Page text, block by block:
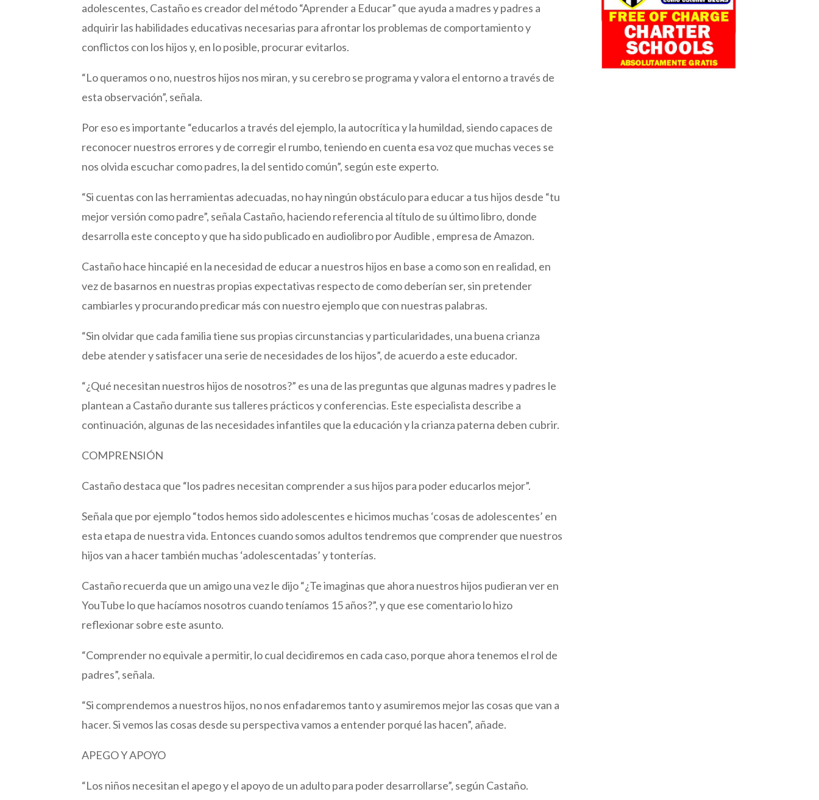
adolescentes, Castaño es creador del método “Aprender a Educar” que ayuda a madres y padres a
adquirir las habilidades educativas necesarias para afrontar los problemas de comportamiento y
conflictos con los hijos y, en lo posible, procurar evitarlos.
“Lo queramos o no, nuestros hijos nos miran, y su cerebro se programa y valora el entorno a través de
esta observación”, señala.
Por eso es importante “educarlos a través del ejemplo, la autocrítica y la humildad, siendo capaces de
reconocer nuestros errores y de corregir el rumbo, teniendo en cuenta esa voz que muchas veces se
nos olvida escuchar como padres, la del sentido común”, según este experto.
“Si cuentas con las herramientas adecuadas, no hay ningún obstáculo para educar a tus hijos desde “tu
mejor versión como padre”, señala Castaño, haciendo referencia al título de su último libro, donde
desarrolla este concepto y que ha sido publicado en audiolibro por Audible , empresa de Amazon.
Castaño hace hincapié en la necesidad de educar a nuestros hijos en base a como son en realidad, en
vez de basarnos en nuestras propias expectativas respecto de como deberían ser, sin pretender
cambiarles y procurando predicar más con nuestro ejemplo que con nuestras palabras.
“Sin olvidar que cada familia tiene sus propias circunstancias y particularidades, una buena crianza
debe atender y satisfacer una serie de necesidades de los hijos”, de acuerdo a este educador.
“¿Qué necesitan nuestros hijos de nosotros?” es una de las preguntas que algunas madres y padres le
plantean a Castaño durante sus talleres prácticos y conferencias. Este especialista describe a
continuación, algunas de las necesidades infantiles que la educación y la crianza paterna deben cubrir.
COMPRENSIÓN
Castaño destaca que “los padres necesitan comprender a sus hijos para poder educarlos mejor”.
Señala que por ejemplo “todos hemos sido adolescentes e hicimos muchas ‘cosas de adolescentes’ en
esta etapa de nuestra vida. Entonces cuando somos adultos tendremos que comprender que nuestros
hijos van a hacer también muchas ‘adolescentadas’ y tonterías.
Castaño recuerda que un amigo una vez le dijo “¿Te imaginas que ahora nuestros hijos pudieran ver en
YouTube lo que hacíamos nosotros cuando teníamos 15 años?”, y que ese comentario lo hizo
reflexionar sobre este asunto.
“Comprender no equivale a permitir, lo cual decidiremos en cada caso, porque ahora tenemos el rol de
padres”, señala.
“Si comprendemos a nuestros hijos, no nos enfadaremos tanto y asumiremos mejor las cosas que van a
hacer. Si vemos las cosas desde su perspectiva vamos a entender porqué las hacen”, añade.
APEGO Y APOYO
“Los niños necesitan el apego y el apoyo de un adulto para poder desarrollarse”, según Castaño.